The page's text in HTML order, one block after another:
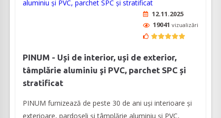
12.11.2025
19041 vizualizări
PINUM - Uși de interior, uși de exterior,
tâmplărie aluminiu şi PVC, parchet SPC și
stratificat
PINUM furnizează de peste 30 de ani uși interioare şi
exterioare, pardoseli şi tâmplărie aluminiu şi PVC,